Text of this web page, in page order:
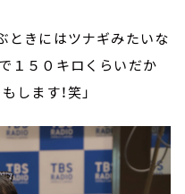
ときにはツナギみたいな
１５０キロくらいだか
します！笑」